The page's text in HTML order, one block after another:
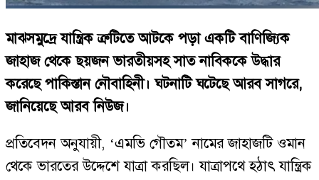
মাঝসমুদ্রে যান্ত্রিক ত্রুটিতে আটকে পড়া একটি বাণিজ্যিক
জাহাজ থেকে ছয়জন ভারতীয়সহ সাত নাবিককে উদ্ধার
করেছে পাকিস্তান নৌবাহিনী। ঘটনাটি ঘটেছে আরব সাগরে,
জানিয়েছে আরব নিউজ।
প্রতিবেদন অনুযায়ী, ‘এমভি গৌতম’ নামের জাহাজটি ওমান
থেকে ভারতের উদ্দেশে যাত্রা করছিল। যাত্রাপথে হঠাৎ যান্ত্রিক